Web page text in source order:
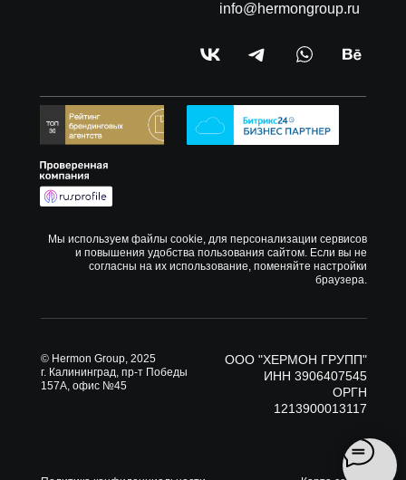
Мы используем файлы cookie, для персонализации сервисов
и повышения удобства пользования сайтом. Если вы не
согласны на их использование, поменяйте настройки
браузера.
© Hermon Group, 2025
г. Калининград, пр-т Победы
157А, офис №45
ООО "ХЕРМОН ГРУПП"
ИНН 3906407545
ОРГН
1213900013117
info@hermongroup.ru